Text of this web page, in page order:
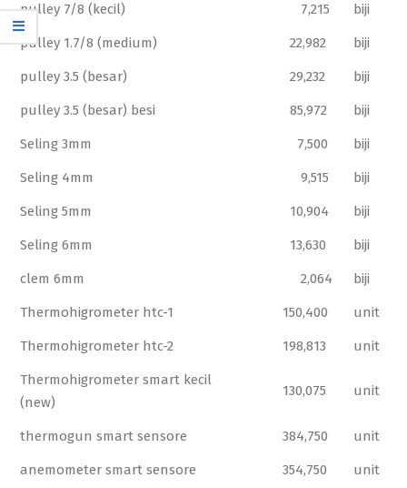
pulley 7/8 (kecil) 7,215 biji
pulley 1.7/8 (medium) 22,982 biji
pulley 3.5 (besar) 29,232 biji
pulley 3.5 (besar) besi 85,972 biji
Seling 3mm 7,500 biji
Seling 4mm 9,515 biji
Seling 5mm 10,904 biji
Seling 6mm 13,630 biji
clem 6mm 2,064 biji
Thermohigrometer htc-1 150,400 unit
Thermohigrometer htc-2 198,813 unit
Thermohigrometer smart kecil
(new)
130,075 unit
thermogun smart sensore 384,750 unit
anemometer smart sensore 354,750 unit